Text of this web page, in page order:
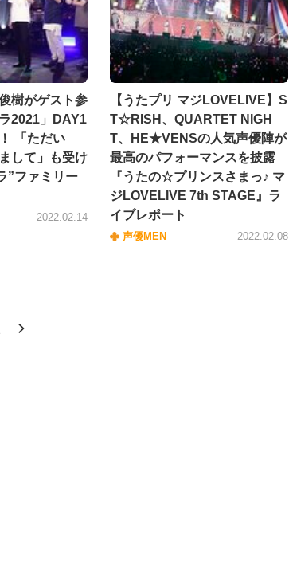
樹がゲスト参
2021」DAY1
「ただい
して」も受け
”ファミリー
2022.02.14
【うたプリ マジLOVELIVE】S
T☆RISH、QUARTET NIGH
T、HE★VENSの人気声優陣が
最高のパフォーマンスを披露
『うたの☆プリンスさまっ♪ マ
ジLOVELIVE 7th STAGE』ラ
イブレポート
声優MEN 2022.02.08